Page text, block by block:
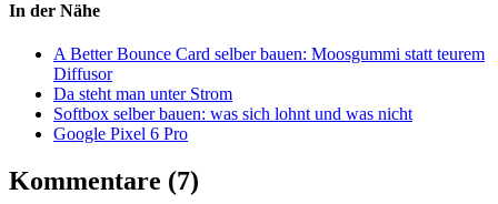
In der Nähe
A Better Bounce Card selber bauen: Moosgummi statt teurem
Diffusor
Da steht man unter Strom
Softbox selber bauen: was sich lohnt und was nicht
Google Pixel 6 Pro
Kommentare (7)